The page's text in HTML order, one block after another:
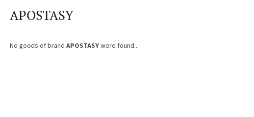
APOSTASY
No goods of brand APOSTASYwere found...